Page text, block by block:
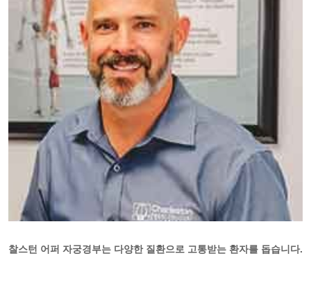
찰스턴 어퍼 자궁경부는 다양한 질환으로 고통받는 환자를 돕습니다.